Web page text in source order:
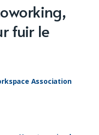
fuir le
Association